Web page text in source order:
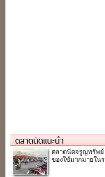
ตลาดนัดแนะนำ
ตลาดนัดจรูญทรัพ
ของใช้มากมายใน